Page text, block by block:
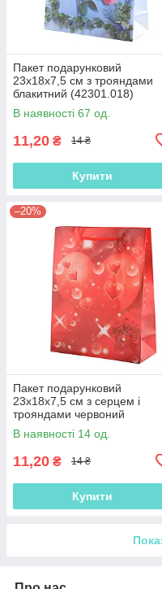
Пакет подарунковий
23х18х7,5 см з трояндами
блакитний (42301.018)
В наявності 67 од.
11,20 ₴ 14 ₴
Купити
–20%
Пакет подарунковий
23х18х7,5 см з серцем і
трояндами червоний
(42301.020)
В наявності 14 од.
11,20 ₴ 14 ₴
Купити